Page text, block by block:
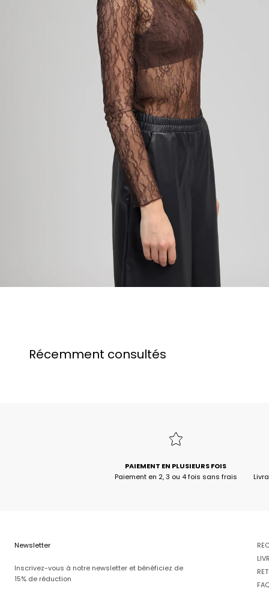
Récemment consultés
PAIEMENT EN PLUSIEURS FOIS
Paiement en 2, 3 ou 4 fois sans frais
Newsletter
Inscrivez-vous à notre newsletter et bénéficiez de
15% de réduction